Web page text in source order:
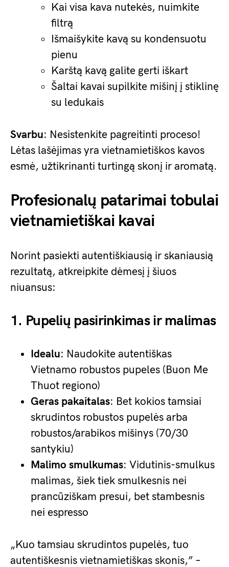
Kai visa kava nutekės, nuimkite
filtrą
Išmaišykite kavą su kondensuotu
pienu
Karštą kavą galite gerti iškart
Šaltai kavai supilkite mišinį į stiklinę
su ledukais
Svarbu: Nesistenkite pagreitinti proceso!
Lėtas lašėjimas yra vietnamietiškos kavos
esmė, užtikrinanti turtingą skonį ir aromatą.
Profesionalų patarimai tobulai
vietnamietiškai kavai
Norint pasiekti autentiškiausią ir skaniausią
rezultatą, atkreipkite dėmesį į šiuos
niuansus:
1. Pupelių pasirinkimas ir malimas
Idealu: Naudokite autentiškas
Vietnamo robustos pupeles (Buon Me
Thuot regiono)
Geras pakaitalas: Bet kokios tamsiai
skrudintos robustos pupelės arba
robustos/arabikos mišinys (70/30
santykiu)
Malimo smulkumas: Vidutinis-smulkus
malimas, šiek tiek smulkesnis nei
prancūziškam presui, bet stambesnis
nei espresso
„Kuo tamsiau skrudintos pupelės, tuo
autentiškesnis vietnamietiškas skonis,” –